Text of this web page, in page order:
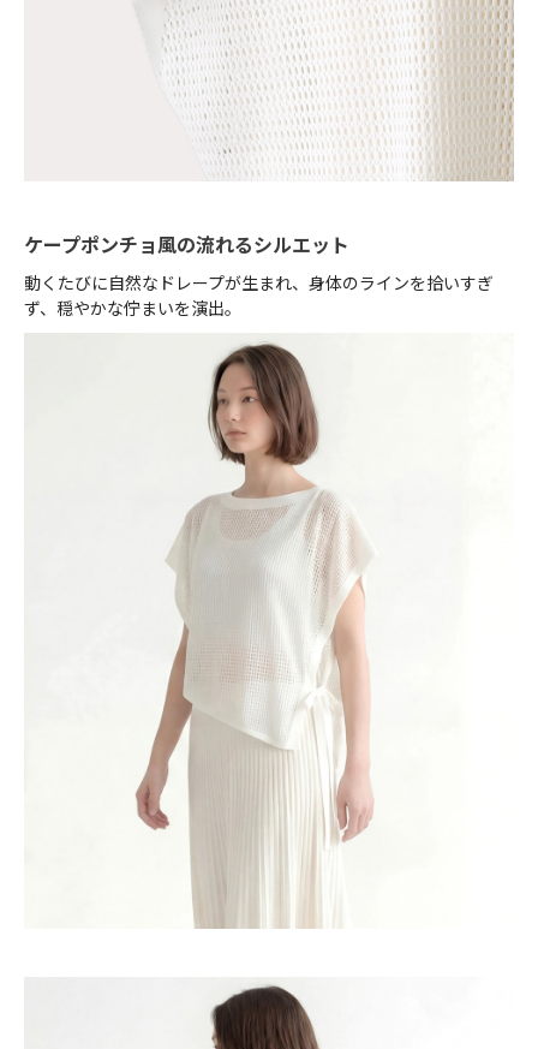
ケープポンチョ風の流れるシルエット
動くたびに自然なドレープが生まれ、身体のラインを拾いすぎ
ず、穏やかな佇まいを演出。